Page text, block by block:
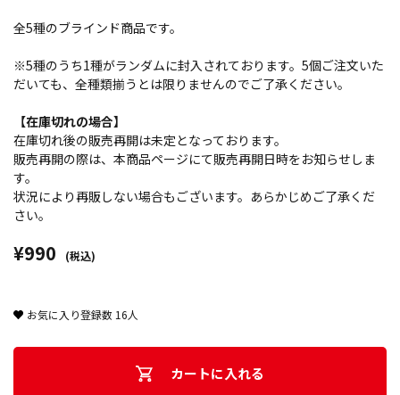
全5種のブラインド商品です。
※5種のうち1種がランダムに封入されております。5個ご注文いた
だいても、全種類揃うとは限りませんのでご了承ください。
【在庫切れの場合】
在庫切れ後の販売再開は未定となっております。
販売再開の際は、本商品ページにて販売再開日時をお知らせしま
す。
状況により再販しない場合もございます。あらかじめご了承くだ
さい。
¥990 (税込)
お気に入り登録数 16人
カートに入れる